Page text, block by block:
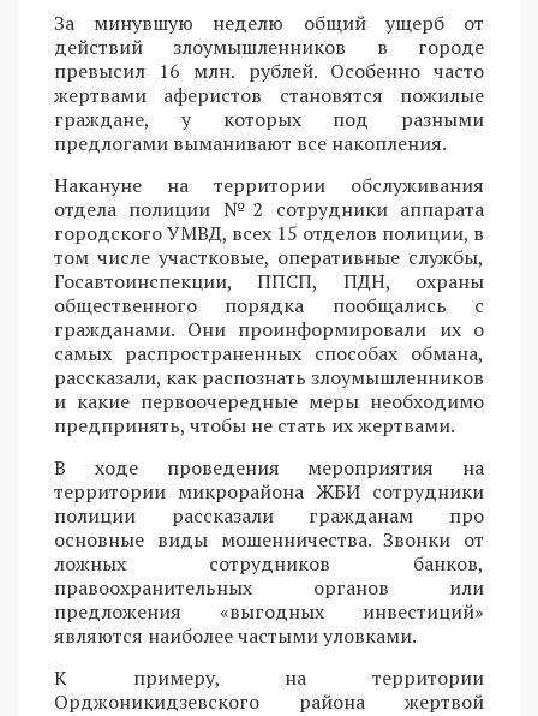
За минувшую неделю общий ущерб от
действий злоумышленников в городе
превысил 16 млн. рублей. Особенно часто
жертвами аферистов становятся пожилые
граждане, у которых под разными
предлогами выманивают все накопления.
Накануне на территории обслуживания
отдела полиции №2 сотрудники аппарата
городского УМВД, всех 15 отделов полиции, в
том числе участковые, оперативные службы,
Госавтоинспекции, ППСП, ПДН, охраны
общественного порядка пообщались с
гражданами. Они проинформировали их о
самых распространенных способах обмана,
рассказали, как распознать злоумышленников
и какие первоочередные меры необходимо
предпринять, чтобы не стать их жертвами.
В ходе проведения мероприятия на
территории микрорайона ЖБИ сотрудники
полиции рассказали гражданам про
основные виды мошенничества. Звонки от
ложных сотрудников банков,
правоохранительных органов или
предложения «выгодных инвестиций»
являются наиболее частыми уловками.
К примеру, на территории
Орджоникидзевского района жертвой